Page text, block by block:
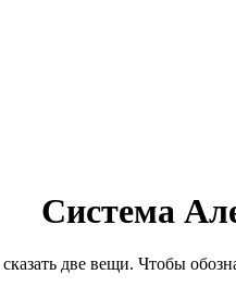
Система
две вещи. Чтобы